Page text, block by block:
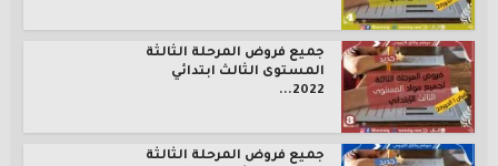
جميع فروض المرحلة الثالثة
المستوى الثالث ابتدائي
2022...
جميع فروض المرحلة الثالثة